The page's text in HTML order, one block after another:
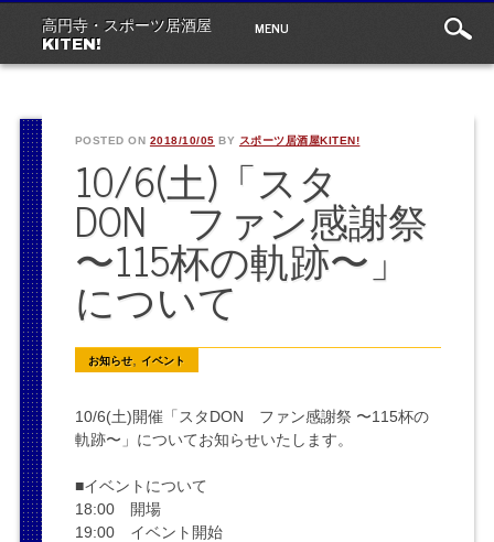
高円寺・スポーツ居酒屋
KITEN!
Main
MENU
POSTED ON 2018/10/05 BY スポーツ居酒屋KITEN!
10/6(土)「スタ
DON ファン感謝祭
〜115杯の軌跡〜」
について
お知らせ, イベント
10/6(土)開催「スタDON ファン感謝祭 〜115杯の
軌跡〜」についてお知らせいたします。
■イベントについて
18:00 開場
19:00 イベント開始